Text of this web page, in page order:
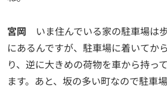
宮岡 いま住んでいる家の駐車場は
にあるんですが、駐車場に着いてか
り、逆に大きめの荷物を車から持っ
ます。あと、坂の多い町なので駐車